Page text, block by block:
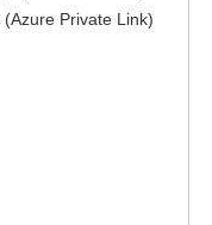
Private Link)